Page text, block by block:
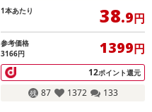
1本あたり 38.9円
参考価格
3166円
1399円
12ポイント還元
87 1372 133